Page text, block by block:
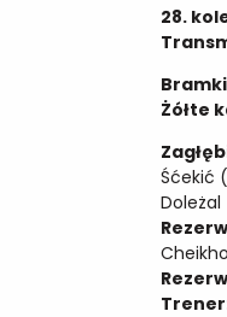
28.
Żółte
Śćekić
Doleżal